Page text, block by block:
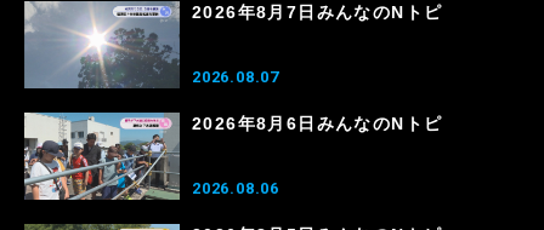
2026年8月7日みんなのNトピ
2026.08.07
2026年8月6日みんなのNトピ
2026.08.06